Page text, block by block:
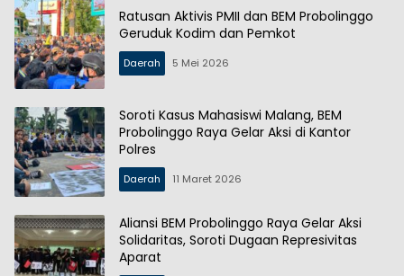
Ratusan Aktivis PMII dan BEM Probolinggo
Geruduk Kodim dan Pemkot
Daerah 5 Mei 2026
Soroti Kasus Mahasiswi Malang, BEM
Probolinggo Raya Gelar Aksi di Kantor
Polres
Daerah 11 Maret 2026
Aliansi BEM Probolinggo Raya Gelar Aksi
Solidaritas, Soroti Dugaan Represivitas
Aparat